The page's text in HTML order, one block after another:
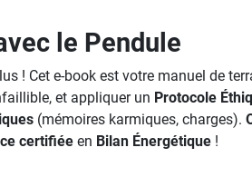
le Pendule
! Cet e-book est votre manuel de
et appliquer un Protocole
(mémoires karmiques, charges).
certifiée en Bilan Énergétique !